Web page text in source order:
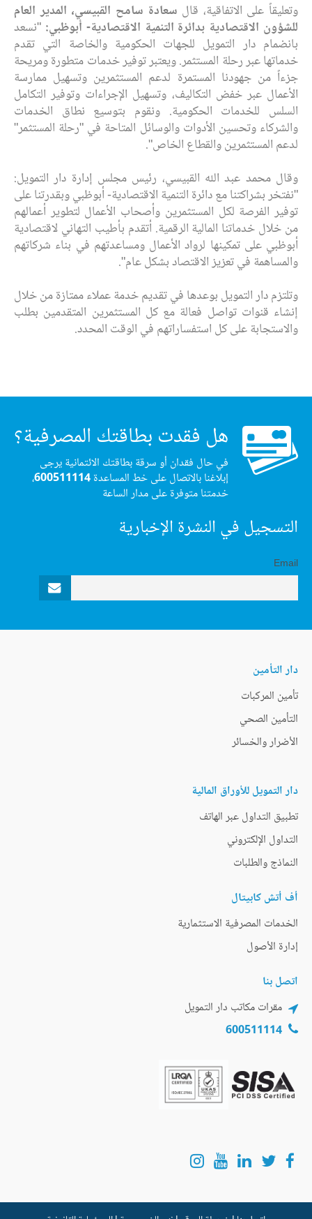
وتعليقاً على الاتفاقية، قال سعادة سامح القبيسي، المدير العام
للشؤون الاقتصادية بدائرة التنمية الاقتصادية- أبوظبي: "نسعد
بانضمام دار التمويل للجهات الحكومية والخاصة التي تقدم
خدماتها عبر رحلة المستثمر. ويعتبر توفير خدمات متطورة ومريحة
جزءاً من جهودنا المستمرة لدعم المستثمرين وتسهيل ممارسة
الأعمال عبر خفض التكاليف، وتسهيل الإجراءات وتوفير التكامل
السلس للخدمات الحكومية. ونقوم بتوسيع نطاق الخدمات
والشركاء وتحسين الأدوات والوسائل المتاحة في "رحلة المستثمر"
لدعم المستثمرين والقطاع الخاص".
وقال محمد عبد الله القبيسي، رئيس مجلس إدارة دار التمويل:
"نفتخر بشراكتنا مع دائرة التنمية الاقتصادية- أبوظبي وبقدرتنا على
توفير الفرصة لكل المستثمرين وأصحاب الأعمال لتطوير أعمالهم
من خلال خدماتنا المالية الرقمية. أتقدم بأطيب التهاني لاقتصادية
أبوظبي على تمكينها لرواد الأعمال ومساعدتهم في بناء شركاتهم
والمساهمة في تعزيز الاقتصاد بشكل عام".
وتلتزم دار التمويل بوعدها في تقديم خدمة عملاء ممتازة من خلال
إنشاء قنوات تواصل فعالة مع كل المستثمرين المتقدمين بطلب
والاستجابة على كل استفساراتهم في الوقت المحدد.
هل فقدت بطاقتك المصرفية؟
في حال فقدان أو سرقة بطاقتك الائتمانية يرجى
إبلاغنا بالاتصال على خط المساعدة600511114،
خدمتنا متوفرة على مدار الساعة
التسجيل في النشرة الإخبارية
Email
دار التأمين
تأمين المركبات
التأمين الصحي
الأضرار والخسائر
دار التمويل للأوراق المالية
تطبيق التداول عبر الهاتف
التداول الإلكتروني
النماذج والطلبات
أف أتش كابيتال
الخدمات المصرفية الاستثمارية
إدارة الأصول
اتصل بنا
مقرات مكاتب دار التمويل
600511114